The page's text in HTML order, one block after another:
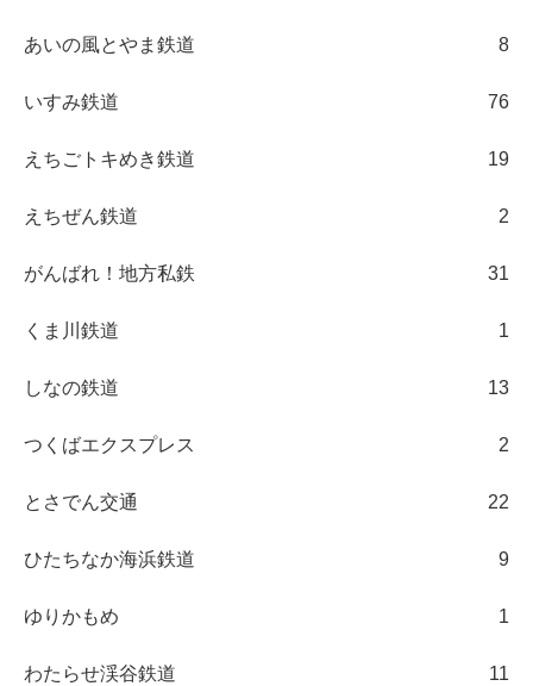
あいの風とやま鉄道 8
いすみ鉄道 76
えちごトキめき鉄道 19
えちぜん鉄道 2
がんばれ！地方私鉄 31
くま川鉄道 1
しなの鉄道 13
つくばエクスプレス 2
とさでん交通 22
ひたちなか海浜鉄道 9
ゆりかもめ 1
わたらせ渓谷鉄道 11